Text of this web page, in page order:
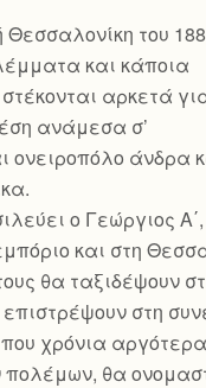
Θεσσαλονίκη του
και κάποια
αρκετά
ανάμεσα σ’
ονειροπόλο άνδρα
ο Γεώργιος
και στη
θα ταξιδέψουν
στη
που χρόνια
πολέμων, θα